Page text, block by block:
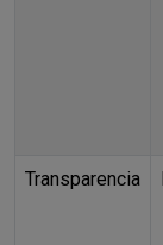
Transparencia